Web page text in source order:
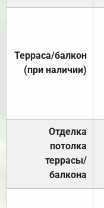
Терраса/балкон
(при наличии)
Отделка
потолка
террасы/
балкона